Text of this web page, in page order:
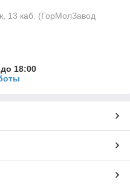
13 каб. (ГорМолЗавод
18:00